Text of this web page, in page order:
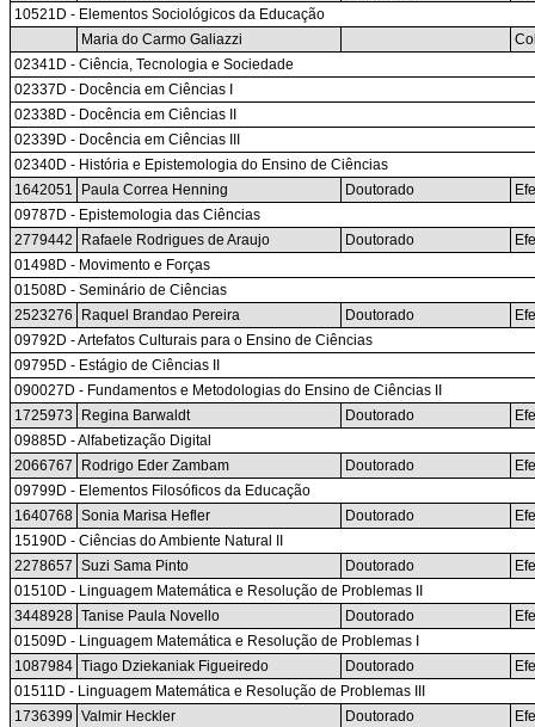
10521D - Elementos Sociológicos da Educação
Maria do Carmo Galiazzi
02341D - Ciência, Tecnologia e Sociedade
02337D - Docência em Ciências I
02338D - Docência em Ciências II
02339D - Docência em Ciências III
02340D - História e Epistemologia do Ensino de Ciências
1642051
Paula Correa Henning Doutorado
09787D - Epistemologia das Ciências
2779442
Rafaele Rodrigues de Araujo Doutorado
01498D - Movimento e Forças
01508D - Seminário de Ciências
2523276
Raquel Brandao Pereira Doutorado
09792D - Artefatos Culturais para o Ensino de Ciências
09795D - Estágio de Ciências II
090027D - Fundamentos e Metodologias do Ensino de Ciências II
1725973
Regina Barwaldt Doutorado
09885D - Alfabetização Digital
2066767
Rodrigo Eder Zambam Doutorado
09799D - Elementos Filosóficos da Educação
1640768 Sonia Marisa Hefler Doutorado
15190D - Ciências do Ambiente Natural II
2278657 Suzi Sama Pinto Doutorado
01510D - Linguagem Matemática e Resolução de Problemas II
3448928 Tanise Paula Novello Doutorado
01509D - Linguagem Matemática e Resolução de Problemas I
1087984 Tiago Dziekaniak Figueiredo Doutorado
01511D - Linguagem Matemática e Resolução de Problemas III
1736399 Valmir Heckler Doutorado